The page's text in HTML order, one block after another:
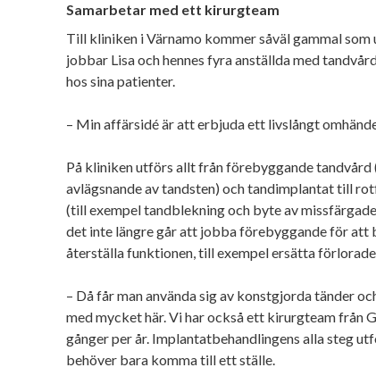
Samarbetar med ett kirurgteam
Till kliniken i Värnamo kommer såväl gammal som
jobbar Lisa och hennes fyra anställda med
hos sina patienter.
– Min affärsidé är att erbjuda ett livslångt
På kliniken utförs allt från förebyggande tandvård
avlägsnande av tandsten) och tandimplantat till
(till exempel tandblekning och byte av
det inte längre går att jobba förebyggande för att
återställa funktionen, till exempel ersätta
– Då får man använda sig av konstgjorda tänder
med mycket här. Vi har också ett kirurgteam från
gånger per år. Implantatbehandlingens alla steg
behöver bara komma till ett ställe.